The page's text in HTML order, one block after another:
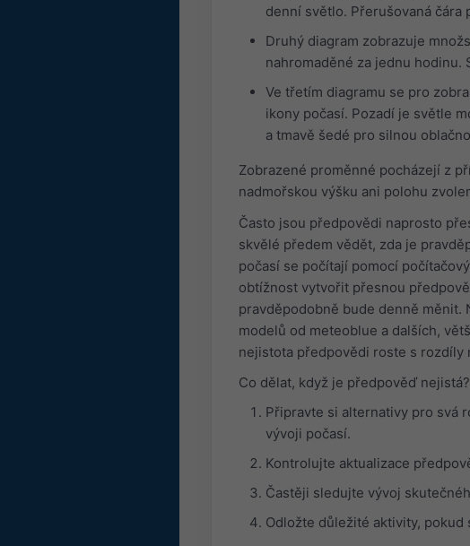
denní světlo. Přerušovaná
Druhý diagram zobrazuje
nahromaděné za jednu hodinu.
Ve třetím diagramu se pro
ikony počasí. Pozadí je světle
a tmavě šedé pro silnou
Zobrazené proměnné pocházejí z
nadmořskou výšku ani polohu
Často jsou předpovědi naprosto
skvělé předem vědět, zda je
počasí se počítají pomocí
obtížnost vytvořit přesnou
pravděpodobně bude denně měnit.
modelů od meteoblue a dalších,
nejistota předpovědi roste s rozdíly
Co dělat, když je předpověď nejistá?
Připravte si alternativy pro svá
vývoji počasí.
Kontrolujte aktualizace
Častěji sledujte vývoj
Odložte důležité aktivity, pokud